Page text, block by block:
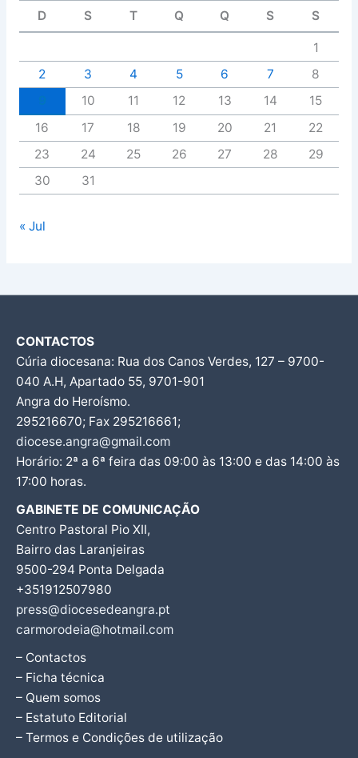
D S T Q Q S S
1
2
3 4 5 6 7
8
10 11 12 13 14
15
16
17 18 19 20 21
22
23
24 25 26 27 28
29
30
31
« Jul
CONTACTOS
Cúria diocesana: Rua dos Canos Verdes, 127 – 9700-
040 A.H, Apartado 55, 9701-901
Angra do Heroísmo.
295216670; Fax 295216661;
diocese.angra@gmail.com
Horário: 2ª a 6ª feira das 09:00 às 13:00 e das 14:00 às
17:00 horas.
GABINETE DE COMUNICAÇÃO
Centro Pastoral Pio XII,
Bairro das Laranjeiras
9500-294 Ponta Delgada
+351912507980
press@diocesedeangra.pt
carmorodeia@hotmail.com
– Contactos
– Ficha técnica
– Quem somos
– Estatuto Editorial
– Termos e Condições de utilização